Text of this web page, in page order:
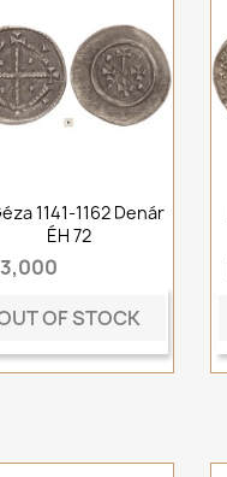
1141-1162 Denár
ÉH 72
OF STOCK